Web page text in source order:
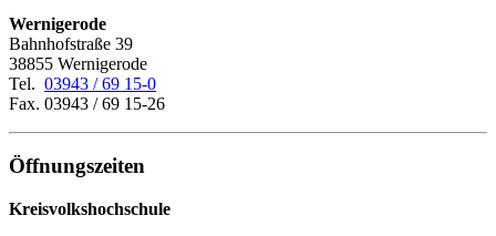
Wernigerode
Bahnhofstraße 39
38855 Wernigerode
Tel. 03943 / 69 15-0
Fax. 03943 / 69 15-26
Öffnungszeiten
Kreisvolkshochschule